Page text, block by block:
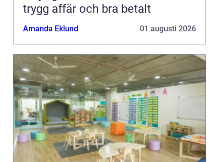
trygg affär och bra betalt
Amanda Eklund 01 augusti 2026